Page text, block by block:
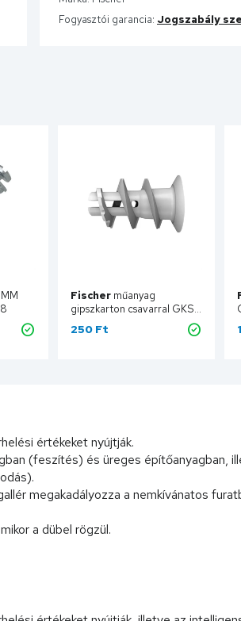
Fogyasztói garancia: Jogszabály
Fischer műanyag
gipszkarton csavarral GKS
250 Ft
értékeket nyújtják.
(feszítés) és üreges építőanyagban,
megakadályozza a nemkívánatos
a dübel rögzül.